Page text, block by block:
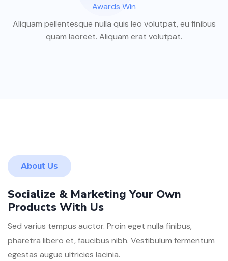
Awards Win
Aliquam pellentesque nulla quis leo volutpat, eu finibus
quam laoreet. Aliquam erat volutpat.
About Us
Socialize & Marketing Your Own
Products With Us
Sed varius tempus auctor. Proin eget nulla finibus,
pharetra libero et, faucibus nibh. Vestibulum fermentum
egestas augue ultricies lacinia.